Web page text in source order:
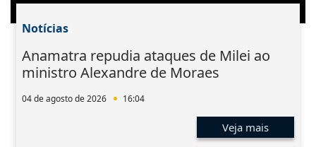
Notícias
Anamatra repudia ataques de Milei ao
ministro Alexandre de Moraes
04 de agosto de 2026 16:04
Veja mais